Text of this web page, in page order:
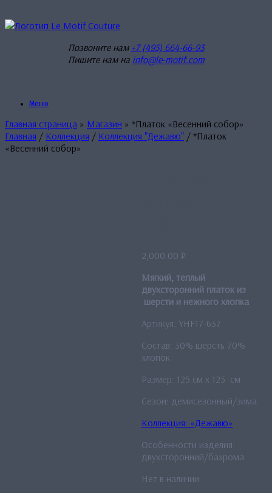
к
Позвоните нам +7 (495) 664-66-93
Пишите нам на info@le-motif.com
Меню
Главная страница » Магазин » *Платок «Весенний собор»
Главная / Коллекция / Коллекция "Дежавю" / *Платок
«Весенний собор»
2,000.00 ₽
Мягкий, теплый
двухсторонний платок из
шерсти и нежного хлопка
Артикул: YHF17-637
Состав: 30% шерсть 70%
хлопок
Размер: 125 см x 125 см
Сезон: демисезонный/зима
Коллекция: «Дежавю»
Особенности изделия:
двухсторонний/бахрома
Нет в наличии